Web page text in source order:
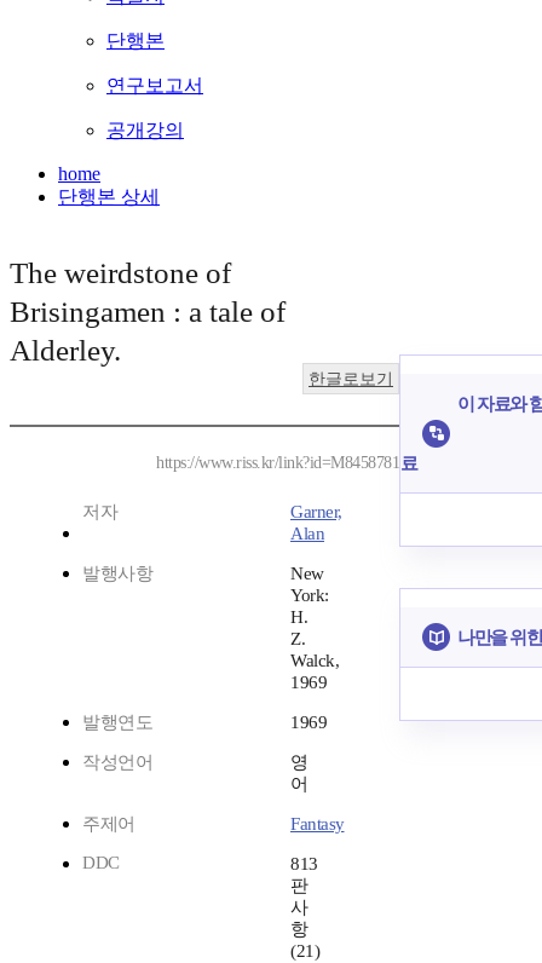
단행본
연구보고서
공개강의
home
단행본 상세
The weirdstone of
Brisingamen : a tale of
Alderley.
한글로보기
https://www.riss.kr/link?id=M8458781
저자
Garner,
Alan
발행사항
New
York:
H.
Z.
Walck,
1969
발행연도 1969
작성언어
영
어
주제어
Fantasy
DDC
813
판
사
항
(21)
이 자료와
료
나만을 위